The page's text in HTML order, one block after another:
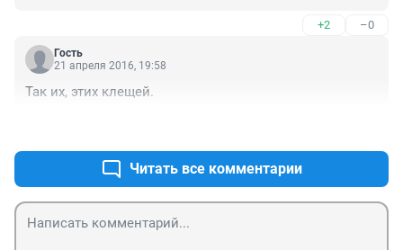
+2 –0
Гость
21 апреля 2016, 19:58
Так их, этих клещей.
Читать все комментарии